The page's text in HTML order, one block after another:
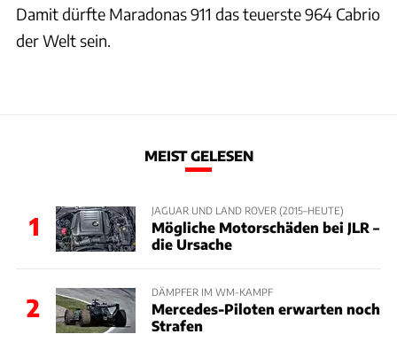
Damit dürfte Maradonas 911 das teuerste 964 Cabrio
der Welt sein.
MEIST GELESEN
1
JAGUAR UND LAND ROVER (2015–HEUTE)
Mögliche Motorschäden bei JLR –
die Ursache
2
DÄMPFER IM WM-KAMPF
Mercedes-Piloten erwarten noch
Strafen